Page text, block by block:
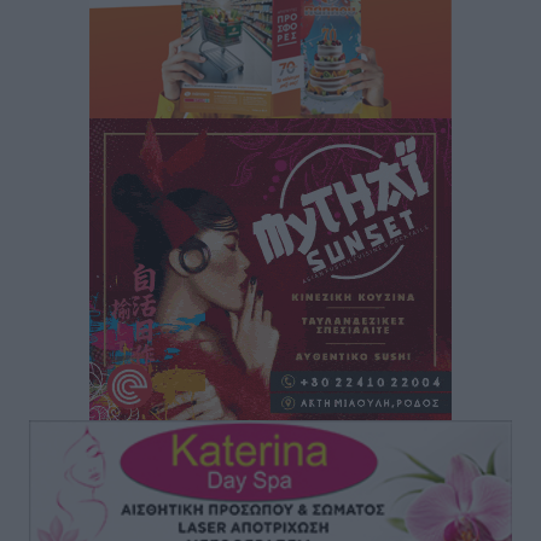
Νέες ταυτότητες: Ποιοι πρέπει να τις αλλάξουν άμεσα
πριν 3 ώρες
Στον Ιπποκράτη η Μαρία Βλάχου
• πριν 3 ώρες
Οικονομική ενίσχυση για συντήρηση στο κλειστό της
Καρπάθου
Αθλητικά• πριν 3 ώρες
Στάθης Αντωνάς: Ένα βήμα πριν από επαγγελματικό
συμβόλαιο πυγμαχίας με MTGP και BXGP για Ευρώπη
και Αυστραλία
πριν 3 ώρες
ΚΑΕ Κολοσσός: Τα… ευρωπαϊκά εισιτήρια διαρκείας